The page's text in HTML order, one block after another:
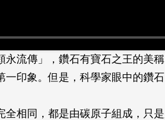
永流傳」，鑽石有寶石之王的美
一印象。但是，科學家眼中的鑽
全相同，都是由碳原子組成，只